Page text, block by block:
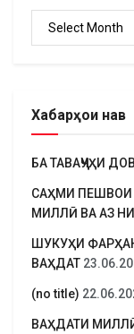
Хабарҳои нав
БА ТАВАҶҶУҲИ
САҲМИ ПЕШВОИ
МИЛЛӢ ВА АЗ
ШУКУҲИ
ВАҲДАТ
(no title)
ВАҲДАТИ